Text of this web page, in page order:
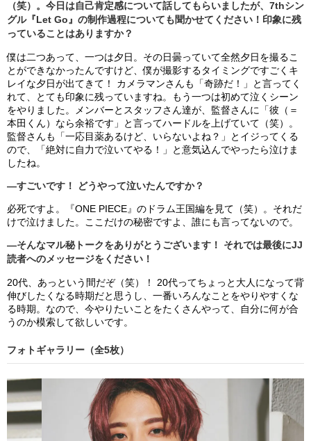
（笑）。今日は自己肯定感について話してもらいましたが、7thシン
グル『Let Go』の制作過程についても聞かせてください！印象に残
っていることはありますか？
僕は二つあって、一つは夕日。その日曇っていて全然夕日を撮るこ
とができなかったんですけど、僕が撮影するタイミングですごくキ
レイな夕日が出てきて！ カメラマンさんも「奇跡だ！」と言ってく
れて、とても印象に残っていますね。もう一つは初めて泣くシーン
をやりました。メンバーとスタッフさん達が、監督さんに「彼（＝
本田くん）なら余裕です」と言ってハードルを上げていて（笑）。
監督さんも「一応目薬あるけど、いらないよね？」とイジってくる
ので、「絶対に自力で泣いてやる！」と意気込んでやったら泣けま
したね。
―すごいです！ どうやって泣いたんですか？
必死ですよ。『ONE PIECE』のドラム王国編を見て（笑）。それだ
けで泣けました。ここだけの秘密ですよ、誰にも言ってないので。
―そんなマル秘トークをありがとうございます！ それでは最後にJJ
読者へのメッセージをください！
20代、あっという間だぞ（笑）！ 20代ってちょっと大人になって背
伸びしたくなる時期だと思うし、一番いろんなことをやりやすくな
る時期。なので、今やりたいことをたくさんやって、自分に何が合
うのか模索して欲しいです。
フォトギャラリー（全5枚）